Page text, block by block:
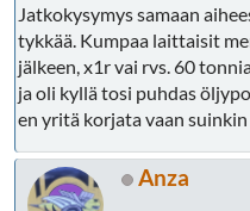
Jatkokysymys samaan
tykkää. Kumpaa laittaisit
jälkeen, x1r vai rvs. 60
ja oli kyllä tosi puhdas
en yritä korjata vaan
Anza